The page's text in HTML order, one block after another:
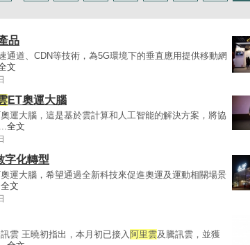
品
通道、CDN等技術，為5G環境下的垂直應用提供移動網
文
ET奧運大腦
奧運大腦，這是基於雲計算和人工智能的解決方案，將協
全文
字化轉型
奧運大腦，希望通過全新科技來促進奧運及運動相關場景
全文
雲 王曉初指出，本月初已接入 阿里雲及騰訊雲，並獲